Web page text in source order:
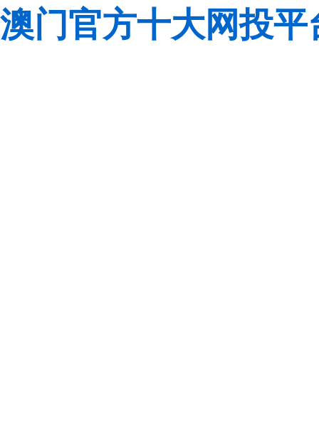
澳门官方十大网投平